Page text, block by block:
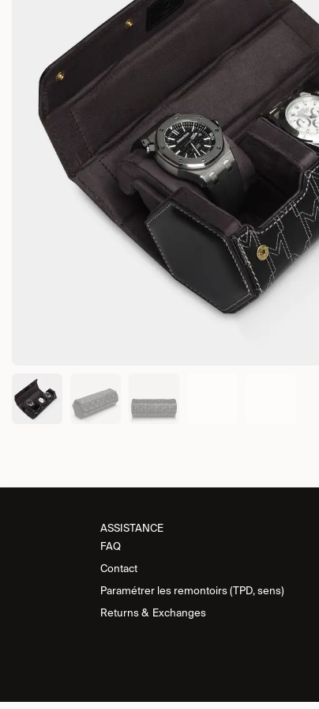
ASSISTANCE​
FAQ
Contact
Paramétrer les remontoirs (TPD, sens)
Returns & Exchanges